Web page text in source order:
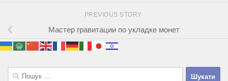
PREVIOUS STORY
Мастер гравитации по укладке монет
Пошук: